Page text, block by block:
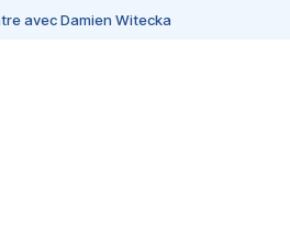
avec Damien Witecka